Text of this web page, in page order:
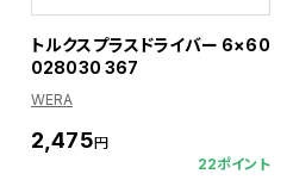
トルクスプラスドライバー 6×60
028030 367
WERA
2,475円
22ポイント